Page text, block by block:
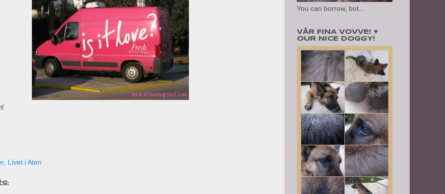
, Livet i Aten
You can borrow, but...
VÅR FINA VOVVE! ♥
OUR NICE DOGGY!